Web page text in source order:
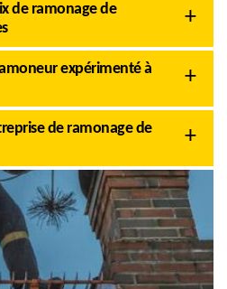
de ramonage de
expérimenté à
de ramonage de